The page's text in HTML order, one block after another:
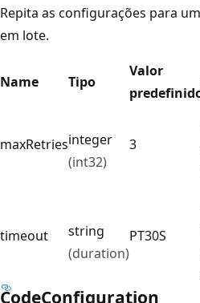
Repita as configurações para
em lote.
Name Tipo
Valor
maxRetriesinteger
(int32)
3
timeout
string
(duration)
PT30S
CodeConfiguration